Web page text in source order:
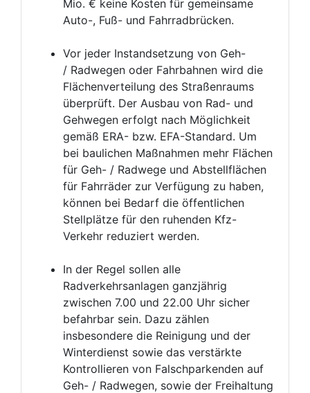
Mio. € keine Kosten für gemeinsame
Auto-, Fuß- und Fahrradbrücken.
Vor jeder Instandsetzung von Geh-
/ Radwegen oder Fahrbahnen wird die
Flächenverteilung des Straßenraums
überprüft. Der Ausbau von Rad- und
Gehwegen erfolgt nach Möglichkeit
gemäß ERA- bzw. EFA-Standard. Um
bei baulichen Maßnahmen mehr Flächen
für Geh- / Radwege und Abstellflächen
für Fahrräder zur Verfügung zu haben,
können bei Bedarf die öffentlichen
Stellplätze für den ruhenden Kfz-
Verkehr reduziert werden.
In der Regel sollen alle
Radverkehrsanlagen ganzjährig
zwischen 7.00 und 22.00 Uhr sicher
befahrbar sein. Dazu zählen
insbesondere die Reinigung und der
Winterdienst sowie das verstärkte
Kontrollieren von Falschparkenden auf
Geh- / Radwegen, sowie der Freihaltung